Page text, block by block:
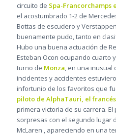
circuito de Spa-Francorchamps
el acostumbrado 1-2 de
Bottas de escudero y
buenamente pudo, tanto en
Hubo una buena actuación de
Esteban Ocon ocupando cuarto
turno de Monza, en una inusual
incidentes y accidentes
infortunio de los favoritos que
piloto de AlphaTauri, el
primera victoria de su carrera. El
sorpresas con el segundo lugar
McLaren , apareciendo en una